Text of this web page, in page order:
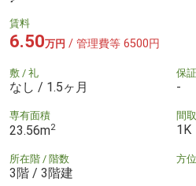
賃料
6.50万円 / 管理費等 6500円
敷 / 礼
なし / 1.5ヶ月
保
-
専有面積
23.56m2
間
1K
所在階 / 階数
3階 / 3階建
方位